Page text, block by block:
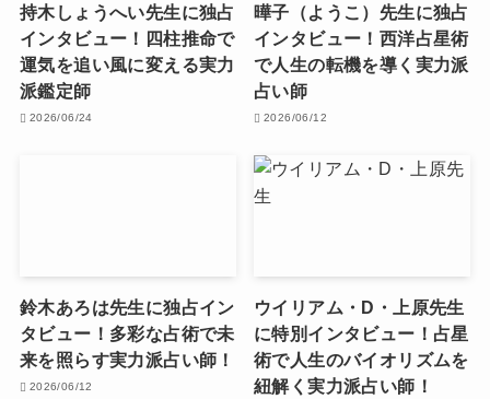
持木しょうへい先生に独占
インタビュー！四柱推命で
運気を追い風に変える実力
派鑑定師
2026/06/24
曄子（ようこ）先生に独占
インタビュー！西洋占星術
で人生の転機を導く実力派
占い師
2026/06/12
鈴木あろは先生に独占イン
タビュー！多彩な占術で未
来を照らす実力派占い師！
2026/06/12
ウイリアム・D・上原先生
に特別インタビュー！占星
術で人生のバイオリズムを
紐解く実力派占い師！